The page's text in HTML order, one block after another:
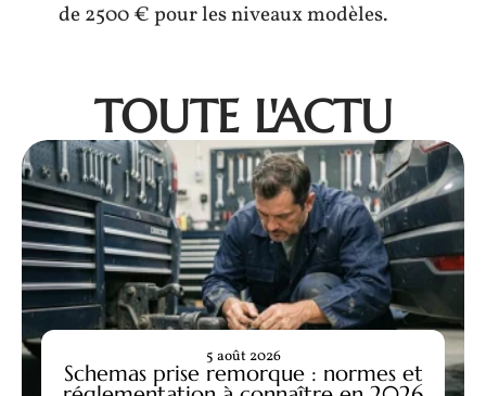
de 2500 € pour les niveaux modèles.
TOUTE L'ACTU
Schemas prise remorque : normes et
5 août 2026